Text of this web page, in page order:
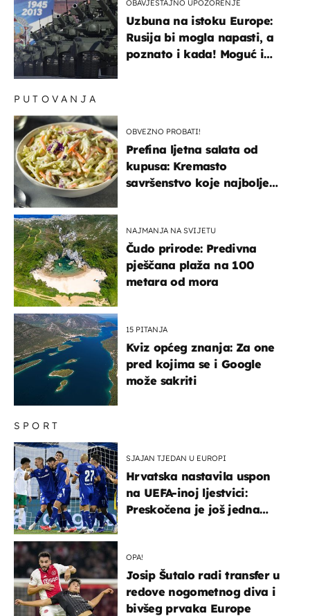
OBAVJEŠTAJNO UPOZORENJE
Uzbuna na istoku Europe:
Rusija bi mogla napasti, a
poznato i kada! Moguć i
SPORT
SJAJAN TJEDAN U EUROPI
Hrvatska nastavila uspon
na UEFA-inoj ljestvici:
Preskočena je još jedna
OPA!
Josip Šutalo radi transfer u
redove nogometnog diva i
bivšeg prvaka Europe
PUTOVANJA
OBVEZNO PROBATI!
Prefina ljetna salata od
kupusa: Kremasto
savršenstvo koje najbolje
NAJMANJA NA SVIJETU
Čudo prirode: Predivna
pješčana plaža na 100
metara od mora
15 PITANJA
Kviz općeg znanja: Za one
pred kojima se i Google
može sakriti